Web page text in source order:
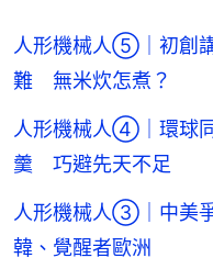
人形機械人⑤｜初創
難 無米炊怎煮？
人形機械人④｜環球
羹 巧避先天不足
人形機械人③｜中美
韓、覺醒者歐洲